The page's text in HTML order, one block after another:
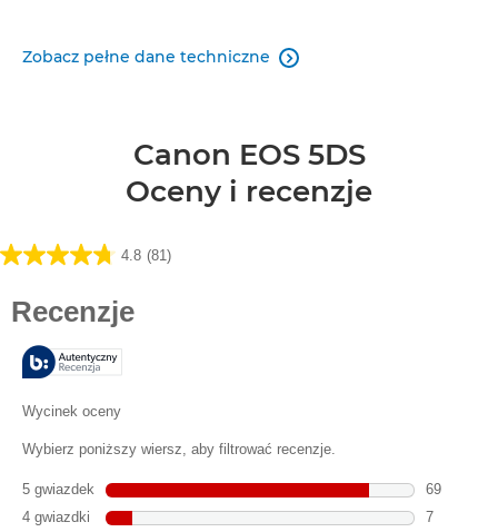
Zobacz pełne dane techniczne 
Canon EOS 5DS
Oceny i recenzje
4.8 (81)
4.8
Recenzji